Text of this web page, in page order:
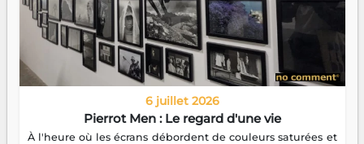
6 juillet 2026
Pierrot Men : Le regard d'une vie
À l'heure où les écrans débordent de couleurs saturées et